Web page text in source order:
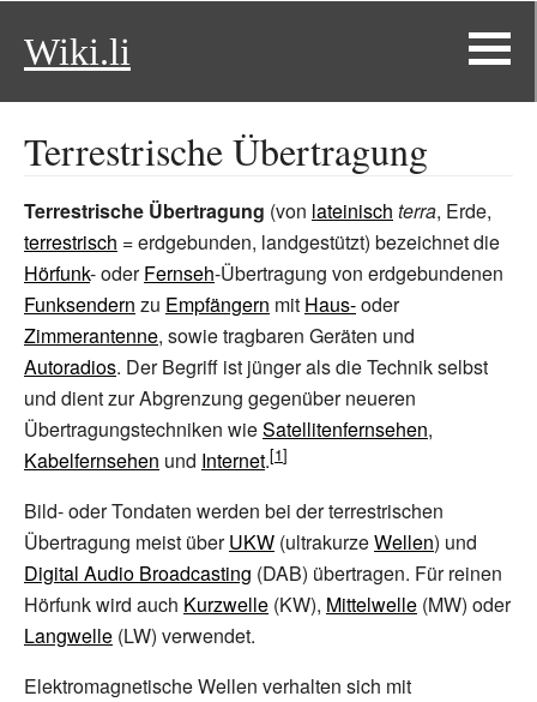
Wiki.li
Terrestrische Übertragung
Terrestrische Übertragung (von lateinisch terra, Erde,
terrestrisch = erdgebunden, landgestützt) bezeichnet die
Hörfunk- oderFernseh-Übertragung von erdgebundenen
Funksendern zu Empfängern mit Haus-oder
Zimmerantenne, sowie tragbaren Geräten und
Autoradios. Der Begriff ist jünger als die Technik selbst
und dient zur Abgrenzung gegenüber neueren
Übertragungstechniken wieSatellitenfernsehen,
Kabelfernsehen und Internet.
Bild- oder Tondaten werden bei der terrestrischen
Übertragung meist überUKW (ultrakurzeWellen) und
Digital Audio Broadcasting (DAB) übertragen. Für reinen
Hörfunk wird auch Kurzwelle (KW), Mittelwelle (MW) oder
Langwelle (LW) verwendet.
Elektromagnetische Wellen verhalten sich mit